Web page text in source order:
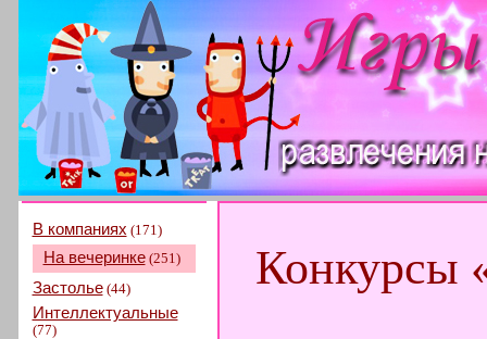
В компаниях (171)
На вечеринке(251)
Застолье(44)
Интеллектуальные
(77)
Конкурсы